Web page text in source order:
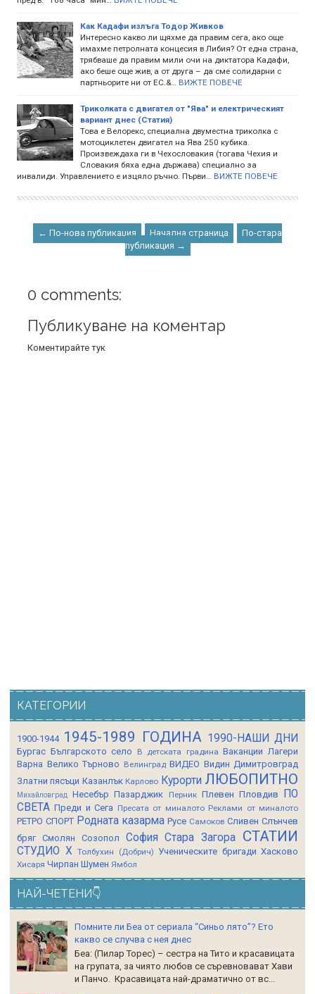
Как Кадафи излъга Тодор Живков
Интересно какво ли щяхме да правим сега, ако още
имахме петролната концесия в Либия? От една страна,
трябваше да правим мили очи на диктатора Кадафи,
ако беше още жив, а от друга – да сме солидарни с
партньорите ни от ЕС.&…
ВИЖТЕ ПОВЕЧЕ
Триколката с двигател от "Ява" и електрическият
вариант днес (Статия)
Това е Велорекс, специална двуместна триколка с
мотоциклетен двигател на Ява 250 кубика.
Произвеждаха ги в Чехословакия (тогава Чехия и
Словакия бяха една държава) специално за
инвалиди. Управлението е изцяло ръчно. Първи…
ВИЖТЕ ПОВЕЧЕ
← По-нова публикация Начална страница
По-стара
публикация →
0 comments:
Публикуване на коментар
Коментирайте тук
КАТЕГОРИИ
1900-1944 1945-1989 ГОДИНА 1990-НАШИ ДНИ
Бургас Българското село В детската градина Ваканции Лагери
Варна Велико Търново Велинград ВИДЕО Видин Димитровград
Златни пясъци Казанлък Карлово Курорти ЛЮБОПИТНО
Михайловград Несебър Пазарджик Перник Плевен Пловдив
ПО
СВЕТА Преди и Сега Пресата от миналото Реклами от миналото
РЕТРО СПОРТ Родната казарма Русе Самоков Сливен Слънчев
бряг Смолян Созопол София Стара Загора СТАТИИ
СТУДИО Х Толбухин (Добрич) Ученическите бригади Хасково
Хисаря Чирпан Шумен Ямбол
НАЙ-ЧЕТЕНИ👇
Помните ли Беа от сериала “Синьо лято”? Ето
какво се случва с нея днес
Беа: (Пилар Торес) – сестра на Тито и красавицата
на групата, за чиято любов се съревновават Хави
и Панчо. Красавицата най-драматично от вс...